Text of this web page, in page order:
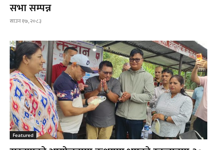
सभा सम्पन्न
साउन १७, २०८३
Featured